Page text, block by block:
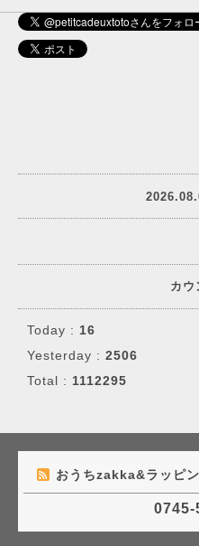
カウ
Today : 16
Yesterday : 2506
Total : 1112295
おうちzakka&ラッ
0745-